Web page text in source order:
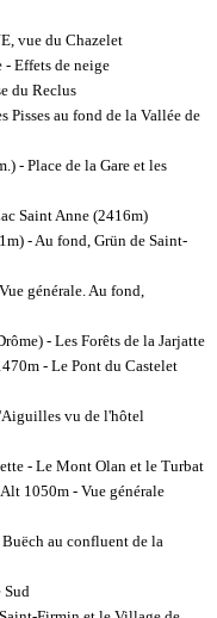
vue du Chazelet
- Effets de neige
du Reclus
Pisses au fond de la Vallée de
- Place de la Gare et les
Saint Anne (2416m)
- Au fond, Grün de Saint-
générale. Au fond,
- Les Forêts de la Jarjatte
- Le Pont du Castelet
vu de l'hôtel
- Le Mont Olan et le Turbat
1050m - Vue générale
au confluent de la
Sud